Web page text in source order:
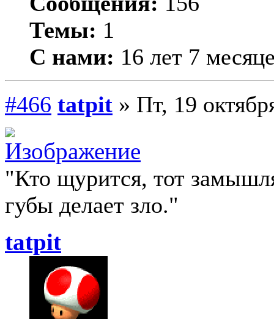
Темы: 1
С нами: 16 лет 7
#466 tatpit » Пт, 19
"Кто щурится, тот
губы делает зло."
tatpit